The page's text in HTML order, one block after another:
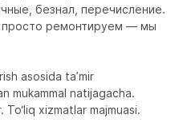
безнал, перечисление.
ремонтируем — мы
asosida ta’mir
mukammal natijagacha.
xizmatlar majmuasi.